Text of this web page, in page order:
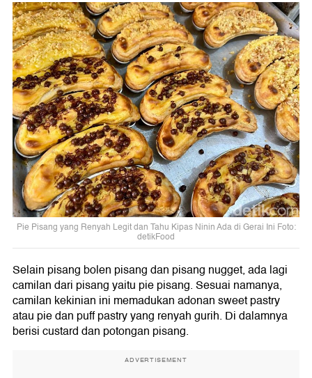
Pie Pisang yang Renyah Legit dan Tahu Kipas Ninin Ada di Gerai Ini Foto:
detikFood
Selain pisang bolen pisang dan pisang nugget, ada lagi
camilan dari pisang yaitu pie pisang. Sesuai namanya,
camilan kekinian ini memadukan adonan sweet pastry
atau pie dan puff pastry yang renyah gurih. Di dalamnya
berisi custard dan potongan pisang.
ADVERTISEMENT